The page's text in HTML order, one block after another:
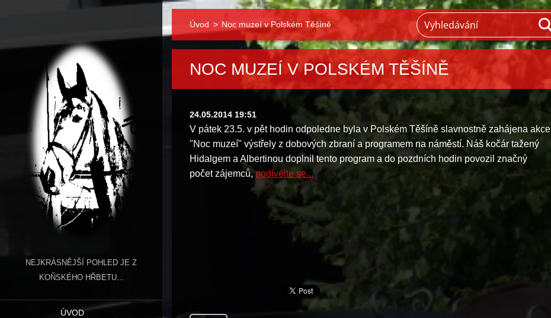
NEJKRÁSNĚJŠÍ POHLED JE Z
KOŇSKÉHO HŘBETU...
ÚVOD
Úvod > Noc muzeí v Polském Těšíně
NOC MUZEÍ V POLSKÉM TĚŠÍNĚ
24.05.2014 19:51
V pátek 23.5. v pět hodin odpoledne byla v Polském Těšíně slavnostně zahájena akce
"Noc muzeí" výstřely z dobových zbraní a programem na náměstí. Náš kočár tažený
Hidalgem a Albertinou doplnil tento program a do pozdních hodin povozil značný
počet zájemců,podívelte se...